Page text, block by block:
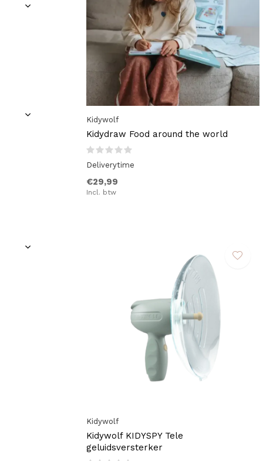
Kidywolf
Kidydraw Food around the world
Deliverytime
€29,99
Incl. btw
Kidywolf
Kidywolf KIDYSPY Tele
geluidsversterker